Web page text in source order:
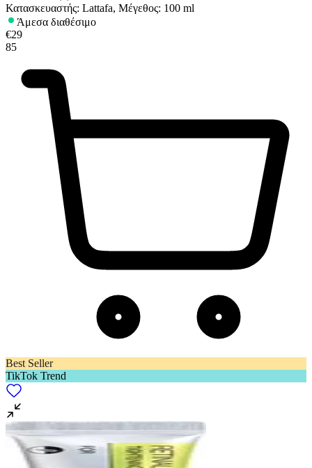
Κατασκευαστής: Lattafa, Μέγεθος: 100 ml
Άμεσα διαθέσιμο
€29
85
Best Seller
TikTok Trend